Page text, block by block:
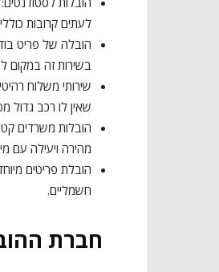
לעתים קרובות
הובלה של פריט
בשירות זה במקום
שירותי משלוח
שאין לו רכב גדול
הובלות משרדים
מהירה ויעילה עם
הובלת פריטים
חשמליים.
חברת